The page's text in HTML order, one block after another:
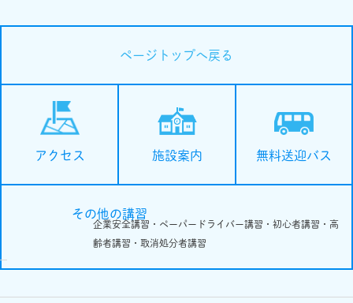
ページトップへ戻る
アクセス 施設案内 無料送迎バス
その他の講習
企業安全講習・ペーパードライバー講習・初心者講習・高
齢者講習・取消処分者講習